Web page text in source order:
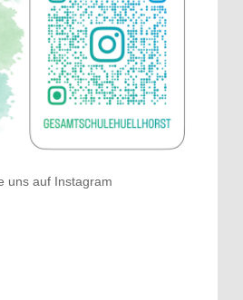
uns auf Instagram